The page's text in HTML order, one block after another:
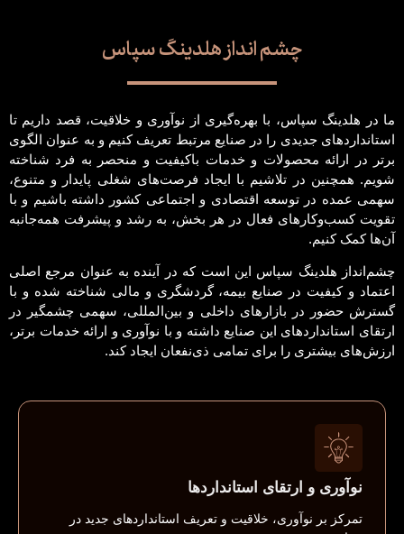
چشم انداز هلدینگ سپاس
ما در هلدینگ سپاس، با بهره‌گیری از نوآوری و خلاقیت، قصد داریم تا
استانداردهای جدیدی را در صنایع مرتبط تعریف کنیم و به عنوان الگوی
برتر در ارائه محصولات و خدمات باکیفیت و منحصر به فرد شناخته
شویم. همچنین در تلاشیم با ایجاد فرصت‌های شغلی پایدار و متنوع،
سهمی عمده در توسعه اقتصادی و اجتماعی کشور داشته باشیم و با
تقویت کسب‌وکارهای فعال در هر بخش، به رشد و پیشرفت همه‌جانبه
آن‌ها کمک کنیم.
چشم‌انداز هلدینگ سپاس این است که در آینده به عنوان مرجع اصلی
اعتماد و کیفیت در صنایع بیمه، گردشگری و مالی شناخته شده و با
گسترش حضور در بازارهای داخلی و بین‌المللی، سهمی چشمگیر در
ارتقای استانداردهای این صنایع داشته و با نوآوری و ارائه خدمات برتر،
ارزش‌های بیشتری را برای تمامی ذی‌نفعان ایجاد کند.
نوآوری و ارتقای استانداردها
تمرکز بر نوآوری، خلاقیت و تعریف استانداردهای جدید در